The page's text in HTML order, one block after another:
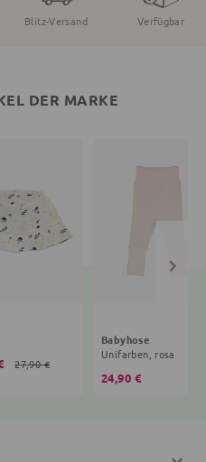
Blitz-Versand Verfügbar
DER MARKE
27,90 €
Babyhose
Unifarben, rosa
24,90 €